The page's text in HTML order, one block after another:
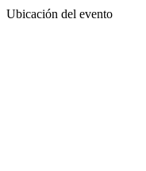
Ubicación del evento